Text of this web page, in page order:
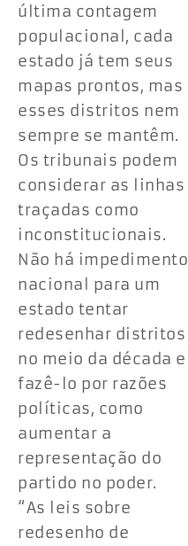
última contagem
populacional, cada
estado já tem seus
mapas prontos, mas
esses distritos nem
sempre se mantêm.
Os tribunais podem
considerar as linhas
traçadas como
inconstitucionais.
Não há impedimento
nacional para um
estado tentar
redesenhar distritos
no meio da década e
fazê-lo por razões
políticas, como
aumentar a
representação do
partido no poder.
“As leis sobre
redesenho de